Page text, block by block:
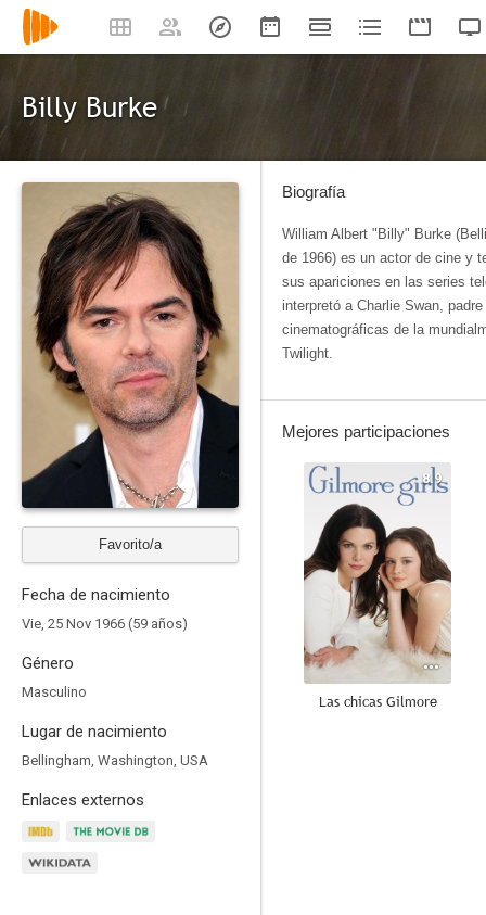
Billy Burke
Favorito/a
Fecha de nacimiento
Vie, 25 Nov 1966 (59 años)
Género
Masculino
Lugar de nacimiento
Bellingham, Washington, USA
Enlaces externos
Biografía
William Albert "Billy" Burke
de 1966) es un actor de cine y
sus apariciones en las series
interpretó a Charlie Swan,
cinematográficas de la
Twilight.
Mejores participaciones
8.9
Las chicas Gilmore